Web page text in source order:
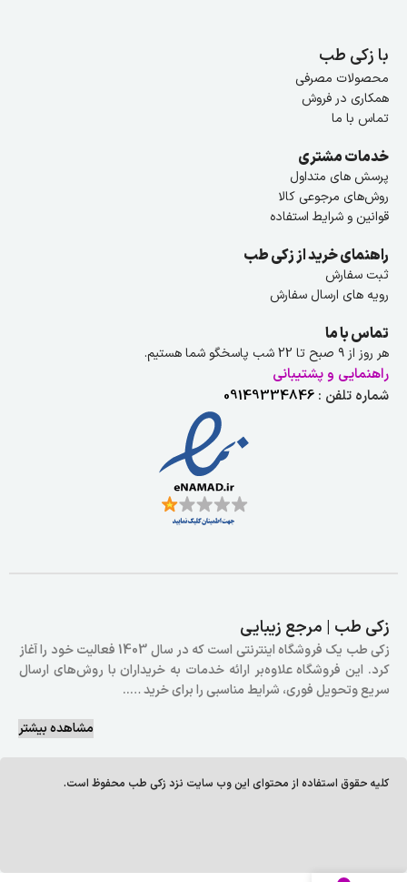
با زکی طب
محصولات مصرفی
همکاری در فروش
تماس با ما
خدمات مشتری
پرسش های متداول
روش‌های مرجوعی کالا
قوانین و شرایط استفاده
راهنمای خرید از زکی طب
ثبت سفارش
رویه های ارسال سفارش
تماس با ما
هر روز از ۹ صبح تا 22 شب پاسخگو شما هستیم.
راهنمایی و پشتیبانی
شماره تلفن : 09149334846
زکی طب | مرجع زیبایی
زکی طب یک فروشگاه اینترنتی است که در سال 1403 فعالیت خود را آغاز
کرد. این فروشگاه علاوه‌بر ارائه خدمات به خریداران با روش‌های ارسال
سریع وتحویل فوری، شرایط مناسبی را برای خرید …..
مشاهده بیشتر
کلیه حقوق استفاده از محتوای این وب سایت نزد زکی طب محفوظ است.